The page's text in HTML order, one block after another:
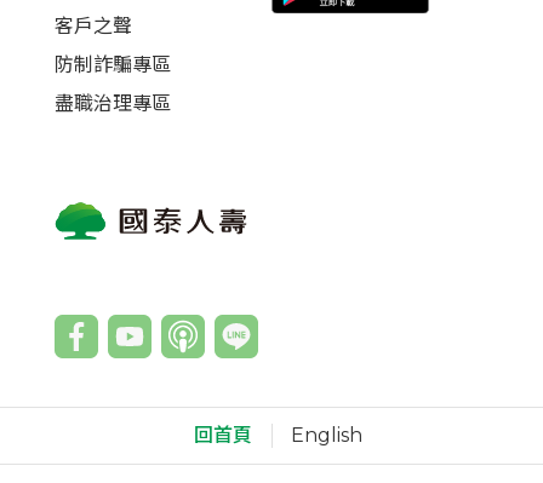
客戶之聲
防制詐騙專區
盡職治理專區
回首頁 English